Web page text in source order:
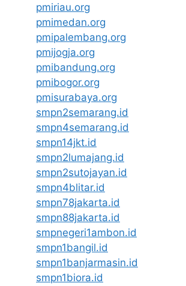
pmiriau.org
pmimedan.org
pmipalembang.org
pmijogja.org
pmibandung.org
pmibogor.org
pmisurabaya.org
smpn2semarang.id
smpn4semarang.id
smpn14jkt.id
smpn2lumajang.id
smpn2sutojayan.id
smpn4blitar.id
smpn78jakarta.id
smpn88jakarta.id
smpnegeri1ambon.id
smpn1bangil.id
smpn1banjarmasin.id
smpn1biora.id